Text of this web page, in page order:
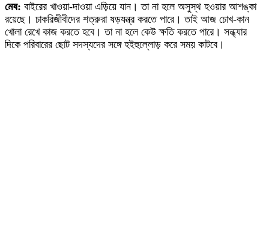
মেষ: বাইরের খাওয়া-দাওয়া এড়িয়ে যান। তা না হলে অসুস্থ হওয়ার আশঙ্কা
রয়েছে। চাকরিজীবীদের শত্রুরা ষড়যন্ত্র করতে পারে। তাই আজ চোখ-কান
খোলা রেখে কাজ করতে হবে। তা না হলে কেউ ক্ষতি করতে পারে। সন্ধ্যার
দিকে পরিবারের ছোট সদস্যদের সঙ্গে হইহুল্লোড় করে সময় কাটবে।